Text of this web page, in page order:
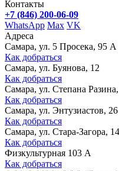
Контакты
+7 (846) 200-06-09
WhatsApp Max VK
Адреса
Самара, ул. 5 Просека, 95 А
Как добраться
Самара, ул. Буянова, 12
Как добраться
Самара, ул. Степана
Как добраться
Самара, ул. Энтузиастов, 26
Как добраться
Самара, ул. Стара-Загора,
Как добраться
Физкультурная 103 А
Как добраться